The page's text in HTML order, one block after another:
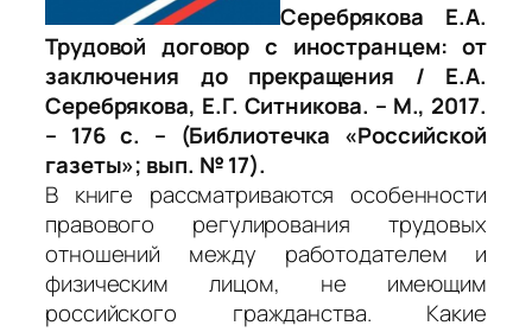
Серебрякова Е.А.
Трудовой договор с иностранцем: от
заключения до прекращения / Е.А.
Серебрякова, Е.Г. Ситникова. – М., 2017.
– 176 с. – (Библиотечка «Российской
газеты»; вып. № 17).
В книге рассматриваются особенности
правового регулирования трудовых
отношений между работодателем и
физическим лицом, не имеющим
российского гражданства. Какие